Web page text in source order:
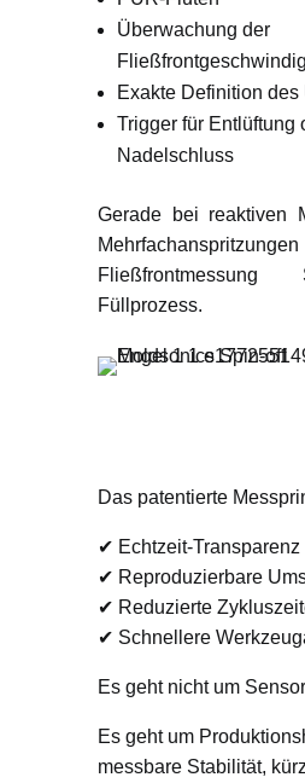
Überwachung der
Exakte Definition
Trigger für Entlüftung
Nadelschluss
Gerade bei reaktiven
Füllprozess.
Das patentierte
✔ Echtzeit-
✔ Reproduzierbare
✔ Reduzierte
✔ Schnellere
Es geht nicht um
Es geht um
messbare Stabilität,